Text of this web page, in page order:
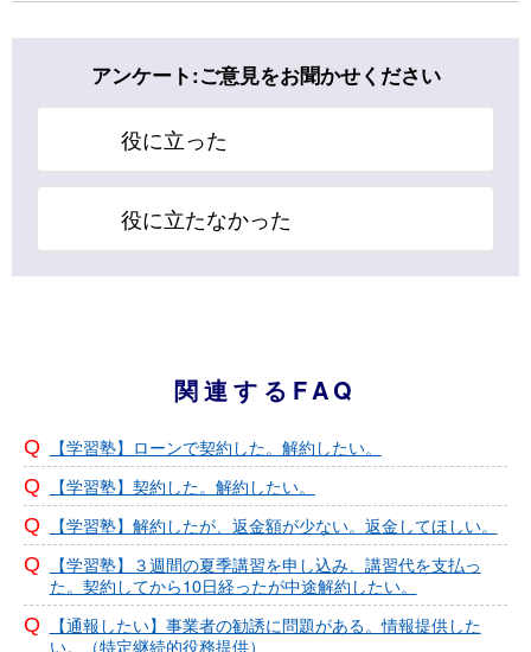
アンケート:ご意見をお聞かせください
役に立った
役に立たなかった
関連するFAQ
【学習塾】ローンで契約した。解約したい。
【学習塾】契約した。解約したい。
【学習塾】解約したが、返金額が少ない。返金してほしい。
【学習塾】３週間の夏季講習を申し込み、講習代を支払っ
た。契約してから10日経ったが中途解約したい。
【通報したい】事業者の勧誘に問題がある。情報提供した
い。（特定継続的役務提供）